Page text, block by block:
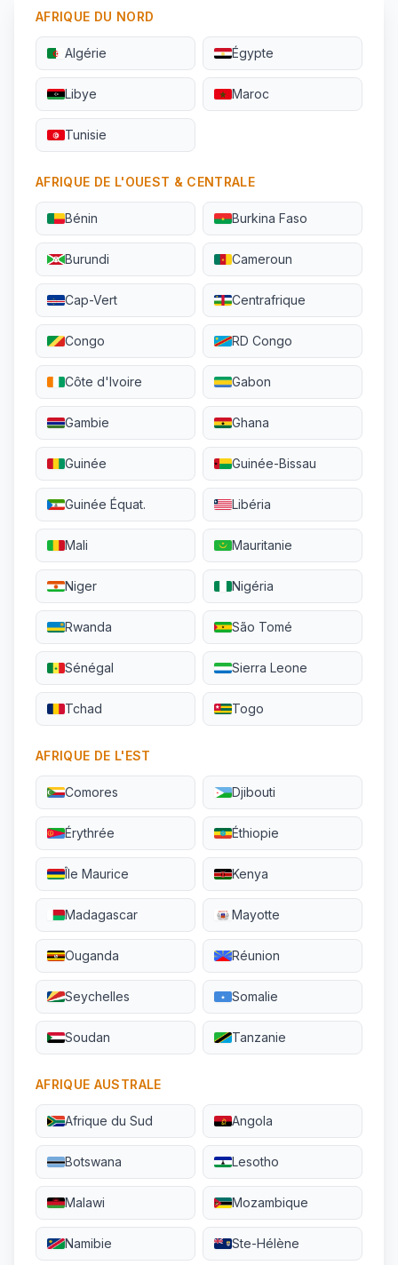
AFRIQUE DU NORD
Algérie Égypte
Libye Maroc
Tunisie
AFRIQUE DE L'OUEST & CENTRALE
Bénin Burkina Faso
Burundi Cameroun
Cap-Vert Centrafrique
Congo RD Congo
Côte d'Ivoire Gabon
Gambie Ghana
Guinée Guinée-Bissau
Guinée Équat. Libéria
Mali Mauritanie
Niger Nigéria
Rwanda São Tomé
Sénégal Sierra Leone
Tchad Togo
AFRIQUE DE L'EST
Comores Djibouti
Érythrée Éthiopie
Île Maurice Kenya
Madagascar Mayotte
Ouganda Réunion
Seychelles Somalie
Soudan Tanzanie
AFRIQUE AUSTRALE
Afrique du Sud Angola
Botswana Lesotho
Malawi Mozambique
Namibie Ste-Hélène